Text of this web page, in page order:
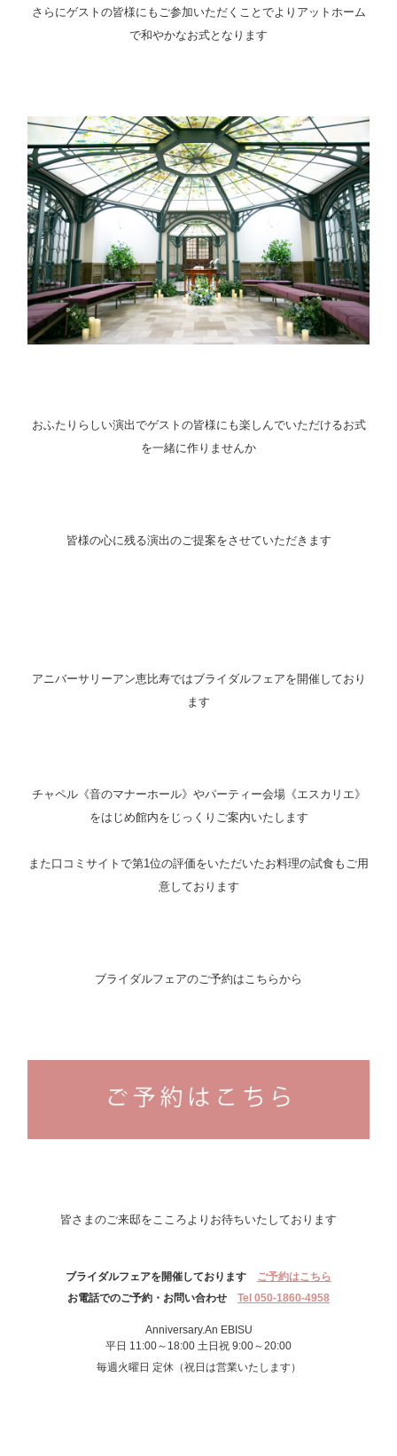
さらにゲストの皆様にもご参加いただくことでよりアットホーム
で和やかなお式となります
おふたりらしい演出でゲストの皆様にも楽しんでいただけるお式
を一緒に作りませんか
皆様の心に残る演出のご提案をさせていただきます
アニバーサリーアン恵比寿ではブライダルフェアを開催しており
ます
チャペル《音のマナーホール》やパーティー会場《エスカリエ》
をはじめ館内をじっくりご案内いたします
また口コミサイトで第1位の評価をいただいたお料理の試食もご用
意しております
ブライダルフェアのご予約はこちらから
皆さまのご来邸をこころよりお待ちいたしております
ブライダルフェアを開催しております
ご予約はこちら
お電話でのご予約・お問い合わせ
Tel 050-1860-4958
Anniversary.An EBISU
平日 11:00～18:00 土日祝 9:00～20:00
毎週火曜日 定休（祝日は営業いたします）